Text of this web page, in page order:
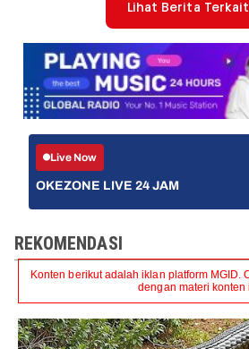
Lihat Berita Terkait
Live Now
OKEZONE LIVE 24 JAM